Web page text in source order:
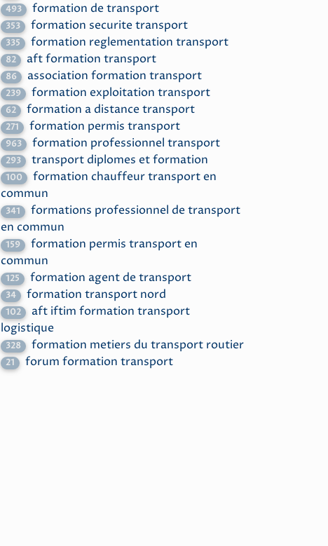
493 formation de transport
353 formation securite transport
335 formation reglementation transport
82 aft formation transport
86 association formation transport
239 formation exploitation transport
62 formation a distance transport
271 formation permis transport
963 formation professionnel transport
293 transport diplomes et formation
100
formation chauffeur transport en
commun
341
formations professionnel de transport
en commun
159
formation permis transport en
commun
125 formation agent de transport
34 formation transport nord
102
aft iftim formation transport
logistique
328 formation metiers du transport routier
21 forum formation transport